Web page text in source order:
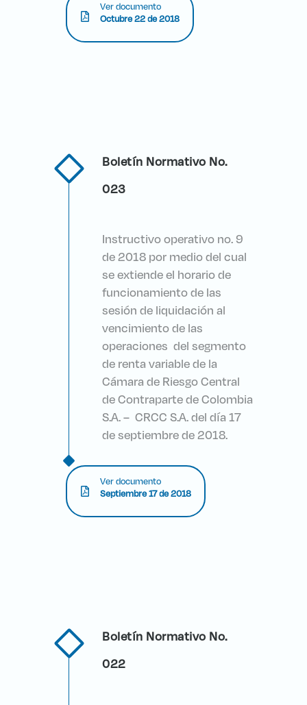
Ver documento
Octubre 22 de 2018
Boletín Normativo No.
023
Instructivo operativo no. 9
de 2018 por medio del cual
se extiende el horario de
funcionamiento de las
sesión de liquidación al
vencimiento de las
operaciones del segmento
de renta variable de la
Cámara de Riesgo Central
de Contraparte de Colombia
S.A. – CRCC S.A. del día 17
de septiembre de 2018.
Ver documento
Septiembre 17 de 2018
Boletín Normativo No.
022